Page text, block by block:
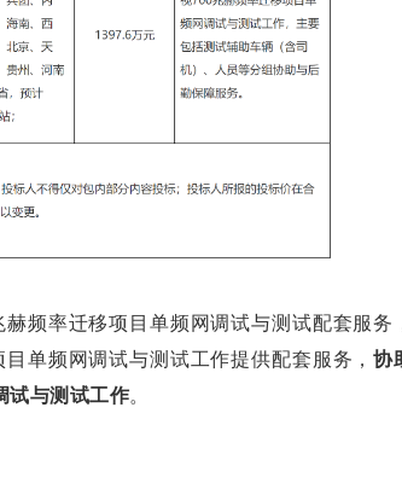
率迁移项目单频网调试与测试配套服务
单频网调试与测试工作提供配套服务，协
试与测试工作。